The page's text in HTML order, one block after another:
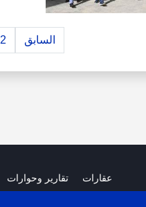
السابق 2
عقارات تقارير وحوارات